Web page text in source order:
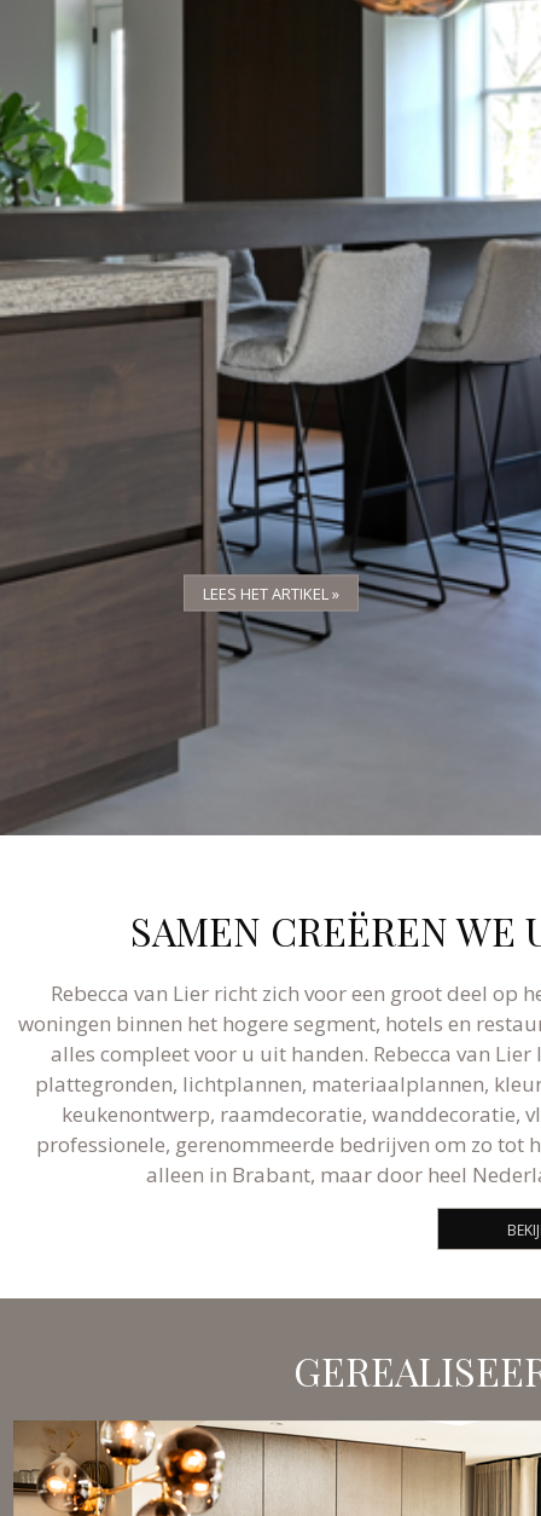
LEES HET ARTIKEL »
LEES HET ARTIKEL »
LEES HET ARTIKEL »
SAMEN CREËREN
Rebecca van Lier richt zich voor een groot deel
woningen binnen het hogere segment, hotels en
alles compleet voor u uit handen. Rebecca van
plattegronden, lichtplannen, materiaalplannen,
keukenontwerp, raamdecoratie, wanddecoratie,
professionele, gerenommeerde bedrijven om zo tot
alleen in Brabant, maar door heel